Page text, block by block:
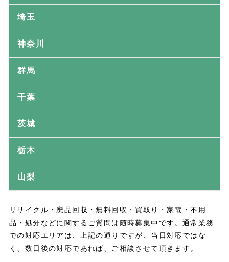
埼玉
神奈川
群馬
千葉
茨城
栃木
山梨
リサイクル・廃品回収・無料回収・買取り・家電・不用
品・処分などに関するご質問は随時募集中です。通常業務
での対応エリアは、上記の通りですが、当日対応ではな
く、数日後の対応であれば、ご相談させて頂きます。